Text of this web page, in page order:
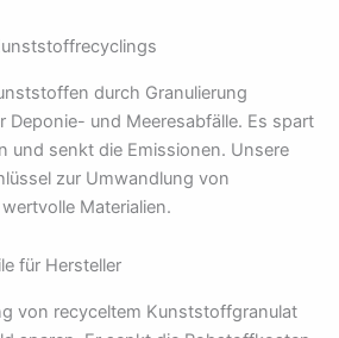
durch Granulierung
Deponie- und Meeresabfälle. Es spart
und senkt die Emissionen. Unsere
zur Umwandlung von
Materialien.
für Hersteller
von recyceltem Kunststoffgranulat